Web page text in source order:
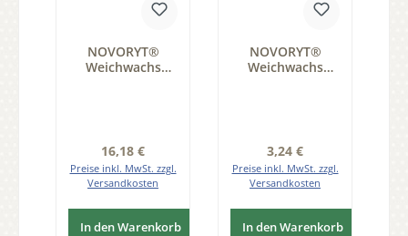
NOVORYT®
Weichwachs
Regulärer Preis:
16,18 €
Preise inkl. MwSt. zzgl.
Versandkosten
In den Warenkorb
NOVORYT®
Weichwachs
Regulärer Preis:
3,24 €
Preise inkl. MwSt. zzgl.
Versandkosten
In den Warenkorb